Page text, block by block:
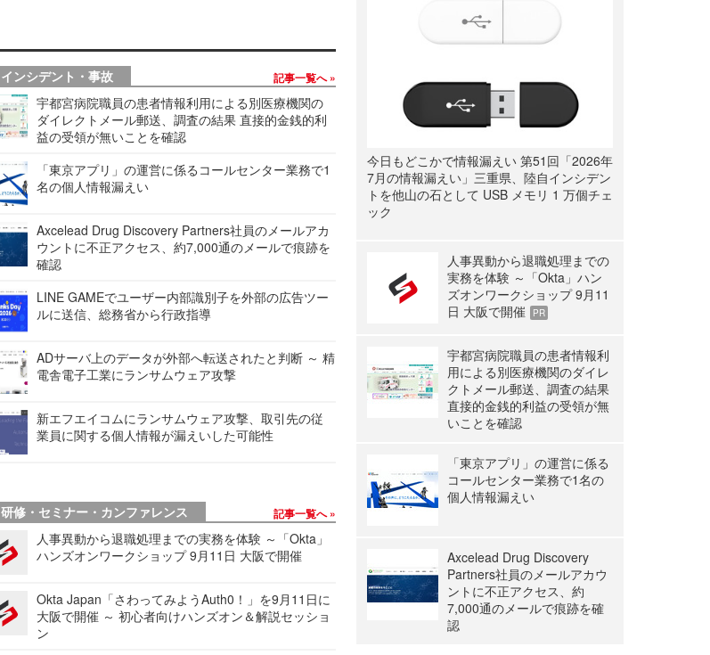
インシデント・事故 記事一覧へ
宇都宮病院職員の患者情報利用による別医療機関の
ダイレクトメール郵送、調査の結果 直接的金銭的利
益の受領が無いことを確認
「東京アプリ」の運営に係るコールセンター業務で1
名の個人情報漏えい
Axcelead Drug Discovery Partners社員のメールアカ
ウントに不正アクセス、約7,000通のメールで痕跡を
確認
LINE GAMEでユーザー内部識別子を外部の広告ツー
ルに送信、総務省から行政指導
ADサーバ上のデータが外部へ転送されたと判断 ～ 精
電舎電子工業にランサムウェア攻撃
新エフエイコムにランサムウェア攻撃、取引先の従
業員に関する個人情報が漏えいした可能性
研修・セミナー・カンファレンス 記事一覧へ
人事異動から退職処理までの実務を体験 ～「Okta」
ハンズオンワークショップ 9月11日 大阪で開催
Okta Japan「さわってみようAuth0！」を9月11日に
大阪で開催 ～ 初心者向けハンズオン＆解説セッショ
ン
今日もどこかで情報漏えい 第51回「2026年
7月の情報漏えい」三重県、陸自インシデン
トを他山の石として USB メモリ 1 万個チェ
ック
人事異動から退職処理までの
実務を体験 ～「Okta」ハン
ズオンワークショップ 9月11
日 大阪で開催
PR
宇都宮病院職員の患者情報利
用による別医療機関のダイレ
クトメール郵送、調査の結果
直接的金銭的利益の受領が無
いことを確認
「東京アプリ」の運営に係る
コールセンター業務で1名の
個人情報漏えい
Axcelead Drug Discovery
Partners社員のメールアカウ
ントに不正アクセス、約
7,000通のメールで痕跡を確
認